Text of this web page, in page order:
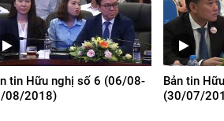
tin Hữu nghị số 6 (06/08-
08/2018)
Bản tin
(30/07/